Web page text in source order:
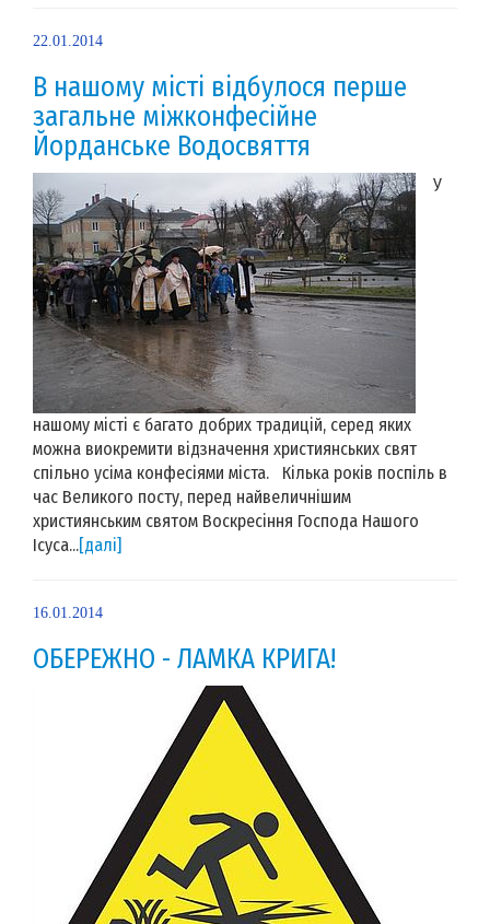
22.01.2014
В нашому місті відбулося перше
загальне міжконфесійне
Йорданське Водосвяття
У
нашому місті є багато добрих традицій, серед яких
можна виокремити відзначення християнських свят
спільно усіма конфесіями міста. Кілька років поспіль в
час Великого посту, перед найвеличнішим
християнським святом Воскресіння Господа Нашого
Ісуса...[далі]
16.01.2014
ОБЕРЕЖНО - ЛАМКА КРИГА!